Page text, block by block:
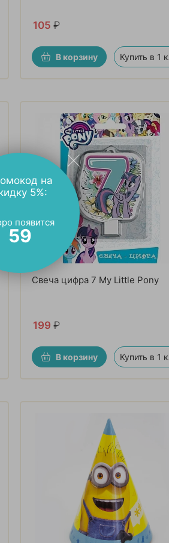
105 ₽
В корзину Купить в 1
Свеча цифра 7 My Little Pony
199 ₽
В корзину Купить в 1
на
5%:
появится
57